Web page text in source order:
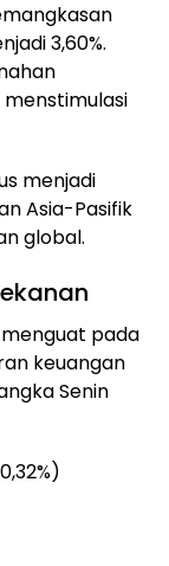
3,60%.
menjadi
Asia-Pasifik
global.
pada
keuangan
Senin